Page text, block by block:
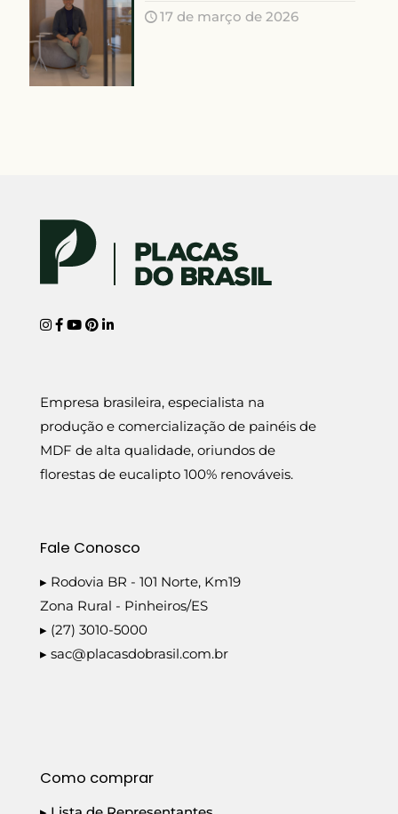
17 de março de 2026
Empresa brasileira, especialista na
produção e comercialização de painéis de
MDF de alta qualidade, oriundos de
florestas de eucalipto 100% renováveis.
Fale Conosco
▸ Rodovia BR - 101 Norte, Km19
Zona Rural - Pinheiros/ES
▸ (27) 3010-5000
▸ sac@placasdobrasil.com.br
Como comprar